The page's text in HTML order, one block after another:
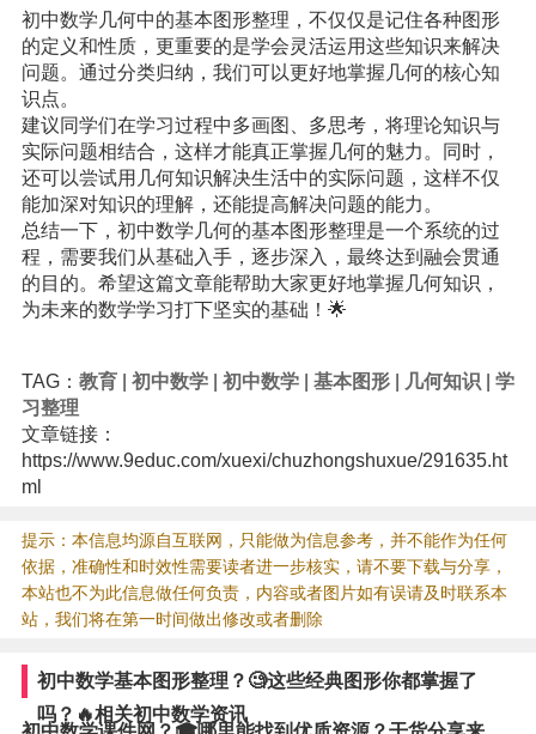
初中数学几何中的基本图形整理，不仅仅是记住各种图形
的定义和性质，更重要的是学会灵活运用这些知识来解决
问题。通过分类归纳，我们可以更好地掌握几何的核心知
识点。
建议同学们在学习过程中多画图、多思考，将理论知识与
实际问题相结合，这样才能真正掌握几何的魅力。同时，
还可以尝试用几何知识解决生活中的实际问题，这样不仅
能加深对知识的理解，还能提高解决问题的能力。
总结一下，初中数学几何的基本图形整理是一个系统的过
程，需要我们从基础入手，逐步深入，最终达到融会贯通
的目的。希望这篇文章能帮助大家更好地掌握几何知识，
为未来的数学学习打下坚实的基础！🌟
TAG： 教育| 初中数学| 初中数学| 基本图形| 几何知识
学
习整理
文章链接：
https://www.9educ.com/xuexi/chuzhongshuxue/291635.ht
ml
提示：本信息均源自互联网，只能做为信息参考，并不能作为任何
依据，准确性和时效性需要读者进一步核实，请不要下载与分享，
本站也不为此信息做任何负责，内容或者图片如有误请及时联系本
站，我们将在第一时间做出修改或者删除
初中数学基本图形整理？🧐这些经典图形你都掌握了
吗？🔥相关初中数学资讯